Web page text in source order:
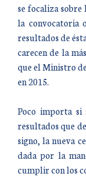
se focaliza
la convocatoria
resultados de
carecen de la
que el Ministro
en 2015.
Poco importa si
resultados que
signo, la nueva
dada por la
cumplir con los